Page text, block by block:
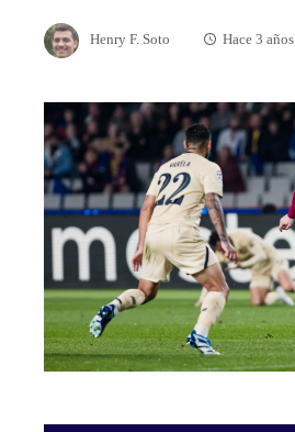
Henry F. Soto Hace 3 años